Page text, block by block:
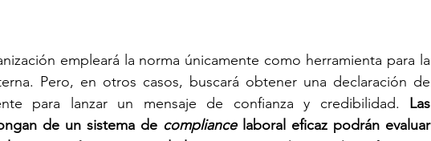
empleará la norma únicamente como herramienta para la
Pero, en otros casos, buscará obtener una declaración de
para lanzar un mensaje de confianza y credibilidad. Las
de un sistema de compliance laboral eficaz podrán evaluar